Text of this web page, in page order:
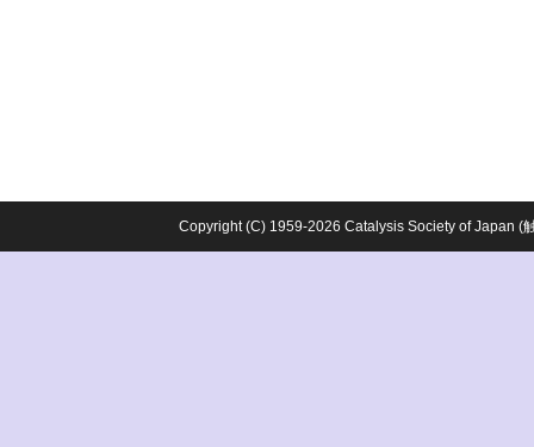
Copyright (C) 1959-2026 Catalysis Society of Japan (